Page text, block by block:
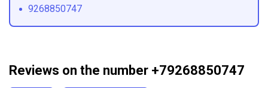
9268850747
Reviews on the number +79268850747